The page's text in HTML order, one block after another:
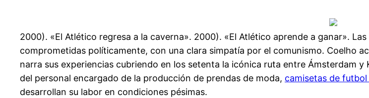
2000). «El Atlético regresa a la caverna». 2000). «El Atlético aprende a ganar».
comprometidas políticamente, con una clara simpatía por el comunismo. Coelho
narra sus experiencias cubriendo en los setenta la icónica ruta entre Ámsterdam
del personal encargado de la producción de prendas de moda, camisetas de
desarrollan su labor en condiciones pésimas.